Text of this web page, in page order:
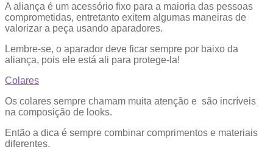
A aliança é um acessório fixo para a maioria das pessoas
comprometidas, entretanto exitem algumas maneiras de
valorizar a peça usando aparadores.
Lembre-se, o aparador deve ficar sempre por baixo da
aliança, pois ele está ali para protege-la!
Colares
Os colares sempre chamam muita atenção e são incríveis
na composição de looks.
Então a dica é sempre combinar comprimentos e materiais
diferentes.